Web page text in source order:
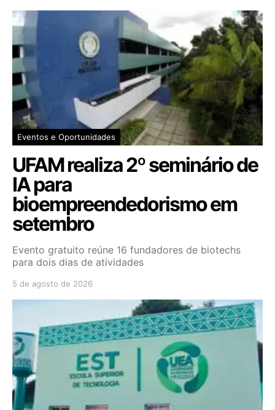
Eventos e Oportunidades
UFAM realiza 2º seminário de
IA para
bioempreendedorismo em
setembro
Evento gratuito reúne 16 fundadores de biotechs
para dois dias de atividades
5 de agosto de 2026